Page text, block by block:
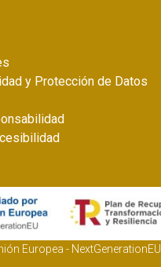
y Protección de Datos
Europea - NextGenerationEU